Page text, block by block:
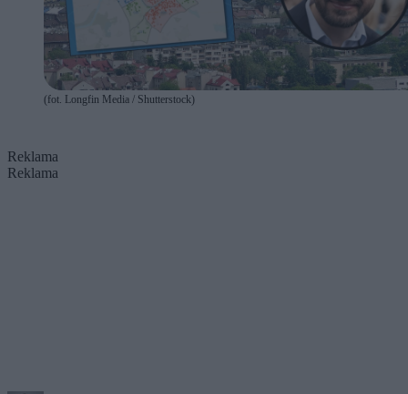
(fot. Longfin Media / Shutterstock)
Reklama
Reklama